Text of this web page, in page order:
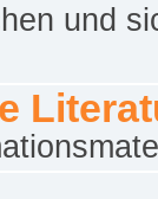
und